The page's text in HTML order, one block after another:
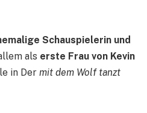
Schauspielerin und
als erste Frau von Kevin
in Der mit dem Wolf tanzt